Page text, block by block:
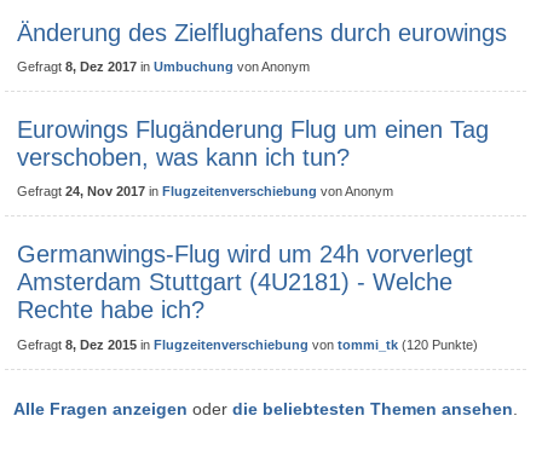
Änderung des Zielflughafens durch eurowings
Gefragt 8, Dez 2017 inUmbuchung vonAnonym
Eurowings Flugänderung Flug um einen Tag
verschoben, was kann ich tun?
Gefragt 24, Nov 2017 in Flugzeitenverschiebung vonAnonym
Germanwings-Flug wird um 24h vorverlegt
Amsterdam Stuttgart (4U2181) - Welche
Rechte habe ich?
Gefragt 8, Dez 2015 inFlugzeitenverschiebung vontommi_tk (120 Punkte)
Alle Fragen anzeigen oderdie beliebtesten Themen ansehen